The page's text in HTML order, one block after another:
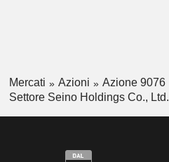
Mercati Azioni
Azione 9076
Settore Seino Holdings Co., Ltd.